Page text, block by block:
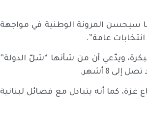
سيحسن المرونة الوطنية في مواجهة
عامة”.
ويدّعي أن من شأنها “شلّ الدولة”
8 أشهر.
مدمرة على قطاع غزة، كما أنه يتبادل مع فصائل لبنانية